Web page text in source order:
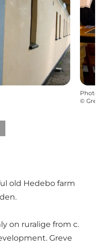
Photo
©
old Hedebo farm
on ruralige from c.
Greve